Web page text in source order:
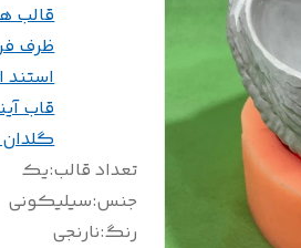
قالب
ظرف
استند
قاب
تعداد قالب:یک
جنس:سیلیکونی
رنگ:نارنجی